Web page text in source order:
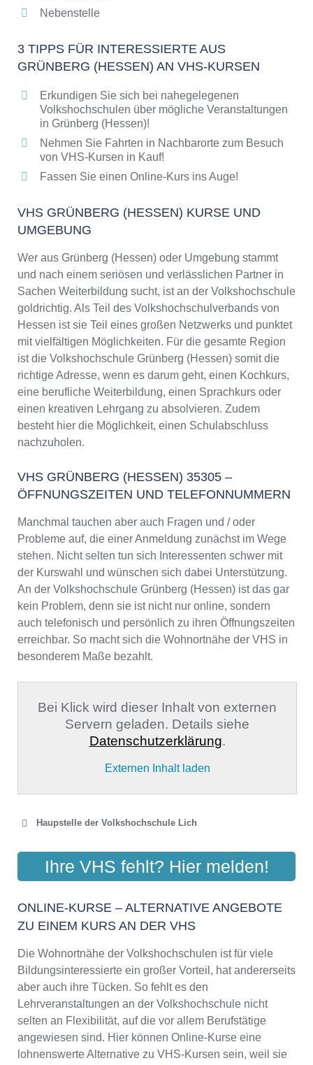
Nebenstelle
3 TIPPS FÜR INTERESSIERTE AUS
GRÜNBERG (HESSEN) AN VHS-KURSEN
Erkundigen Sie sich bei nahegelegenen
Volkshochschulen über mögliche Veranstaltungen
in Grünberg (Hessen)!
Nehmen Sie Fahrten in Nachbarorte zum Besuch
von VHS-Kursen in Kauf!
Fassen Sie einen Online-Kurs ins Auge!
VHS GRÜNBERG (HESSEN) KURSE UND
UMGEBUNG
Wer aus Grünberg (Hessen) oder Umgebung stammt
und nach einem seriösen und verlässlichen Partner in
Sachen Weiterbildung sucht, ist an der Volkshochschule
goldrichtig. Als Teil des Volkshochschulverbands von
Hessen ist sie Teil eines großen Netzwerks und punktet
mit vielfältigen Möglichkeiten. Für die gesamte Region
ist die Volkshochschule Grünberg (Hessen) somit die
richtige Adresse, wenn es darum geht, einen Kochkurs,
eine berufliche Weiterbildung, einen Sprachkurs oder
einen kreativen Lehrgang zu absolvieren. Zudem
besteht hier die Möglichkeit, einen Schulabschluss
nachzuholen.
VHS GRÜNBERG (HESSEN) 35305 –
ÖFFNUNGSZEITEN UND TELEFONNUMMERN
Manchmal tauchen aber auch Fragen und / oder
Probleme auf, die einer Anmeldung zunächst im Wege
stehen. Nicht selten tun sich Interessenten schwer mit
der Kurswahl und wünschen sich dabei Unterstützung.
An der Volkshochschule Grünberg (Hessen) ist das gar
kein Problem, denn sie ist nicht nur online, sondern
auch telefonisch und persönlich zu ihren Öffnungszeiten
erreichbar. So macht sich die Wohnortnähe der VHS in
besonderem Maße bezahlt.
Bei Klick wird dieser Inhalt von externen
Servern geladen. Details siehe
Datenschutzerklärung.
Externen Inhalt laden
Haupstelle der Volkshochschule Lich
VOLKSHOCHSCHULE
LANDKREIS GIESSEN
Aktualisiert: August 2021
Ihre VHS fehlt? Hier melden!
ONLINE-KURSE – ALTERNATIVE ANGEBOTE
ZU EINEM KURS AN DER VHS
Die Wohnortnähe der Volkshochschulen ist für viele
Bildungsinteressierte ein großer Vorteil, hat andererseits
aber auch ihre Tücken. So fehlt es den
Lehrveranstaltungen an der Volkshochschule nicht
selten an Flexibilität, auf die vor allem Berufstätige
angewiesen sind. Hier können Online-Kurse eine
lohnenswerte Alternative zu VHS-Kursen sein, weil sie